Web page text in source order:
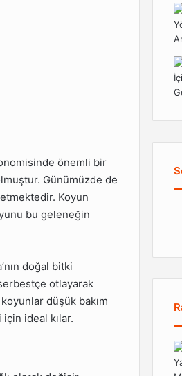
önemli bir
Günümüzde de
Koyun
bu geleneğin
doğal bitki
otlayarak
düşük bakım
ideal kılar.